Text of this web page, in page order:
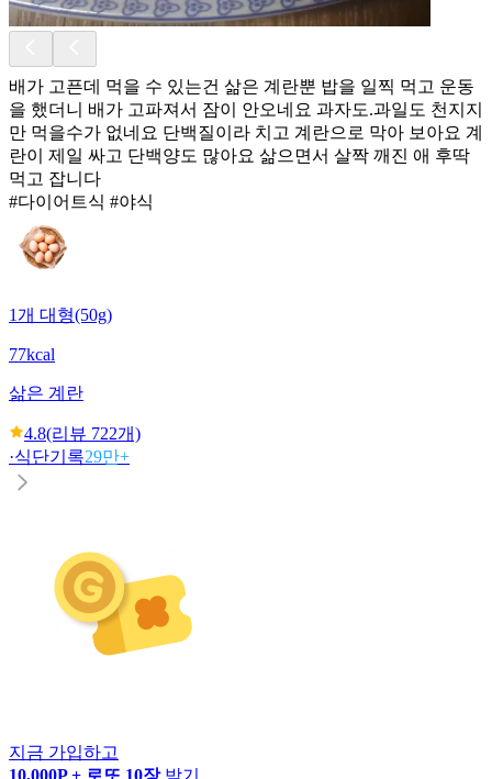
배가 고픈데 먹을 수 있는건 삶은 계란뿐 밥을 일찍 먹고 운동
을 했더니 배가 고파져서 잠이 안오네요 과자도.과일도 천지지
만 먹을수가 없네요 단백질이라 치고 계란으로 막아 보아요 계
란이 제일 싸고 단백양도 많아요 삶으면서 살짝 깨진 애 후딱
먹고 잡니다
#다이어트식 #야식
1개 대형(50g)
77kcal
삶은 계란
4.8(리뷰 722개)
·식단기록29만+
지금 가입하고
10,000P + 로또 10장 받기